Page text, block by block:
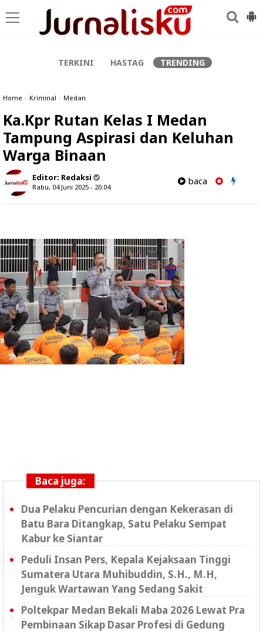
TERKINI HASTAG TRENDING
Home » Kriminal » Medan
Ka.Kpr Rutan Kelas I Medan
Tampung Aspirasi dan Keluhan
Warga Binaan
Editor: Redaksi
Rabu, 04 Juni 2025 - 20.04
baca
Baca juga:
Dua Pelaku Pencurian dengan Kekerasan di
Batu Bara Ditangkap, Satu Pelaku Sempat
Kabur ke Siantar
Peduli Insan Pers, Kepala Kejaksaan Tinggi
Sumatera Utara Muhibuddin, S.H., M.H,
Jenguk Wartawan Yang Sedang Sakit
Poltekpar Medan Bekali Maba 2026 Lewat Pra
Pembinaan Sikap Dasar Profesi di Gedung